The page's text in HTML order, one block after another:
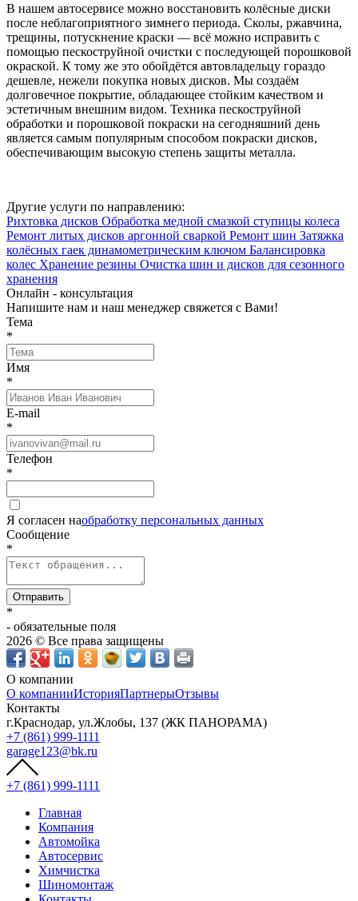
В нашем автосервисе можно восстановить колёсные диски
после неблагоприятного зимнего периода. Сколы, ржавчина,
трещины, потускнение краски — всё можно исправить с
помощью пескоструйной очистки с последующей порошковой
окраской. К тому же это обойдётся автовладельцу гораздо
дешевле, нежели покупка новых дисков. Мы создаём
долговечное покрытие, обладающее стойким качеством и
эстетичным внешним видом. Техника пескоструйной
обработки и порошковой покраски на сегодняшний день
является самым популярным способом покраски дисков,
обеспечивающим высокую степень защиты металла.
Другие услуги по направлению:
Рихтовка дисков Обработка медной смазкой ступицы колеса
Ремонт литых дисков аргонной сваркой Ремонт шин Затяжка
колёсных гаек динамометрическим ключом Балансировка
колес Хранение резины Очистка шин и дисков для сезонного
хранения
Онлайн - консультация
Напишите нам и наш менеджер свяжется с Вами!
Тема
*
Имя
*
E-mail
*
Телефон
*
Я согласен наобработку персональных данных
Сообщение
*
Отправить
*
- обязательные поля
2026 © Все права защищены
О компании
О компанииИсторияПартнерыОтзывы
Контакты
г.Краснодар, ул.Жлобы, 137 (ЖК ПАНОРАМА)
+7 (861) 999-1111
garage123@bk.ru
+7 (861) 999-1111
Главная
Компания
Автомойка
Автосервис
Химчистка
Шиномонтаж